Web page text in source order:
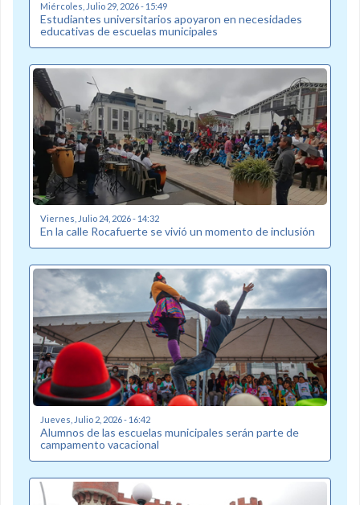
Miércoles, Julio 29, 2026 - 15:49
Estudiantes universitarios apoyaron en necesidades
educativas de escuelas municipales
Viernes, Julio 24, 2026 - 14:32
En la calle Rocafuerte se vivió un momento de inclusión
Jueves, Julio 2, 2026 - 16:42
Alumnos de las escuelas municipales serán parte de
campamento vacacional